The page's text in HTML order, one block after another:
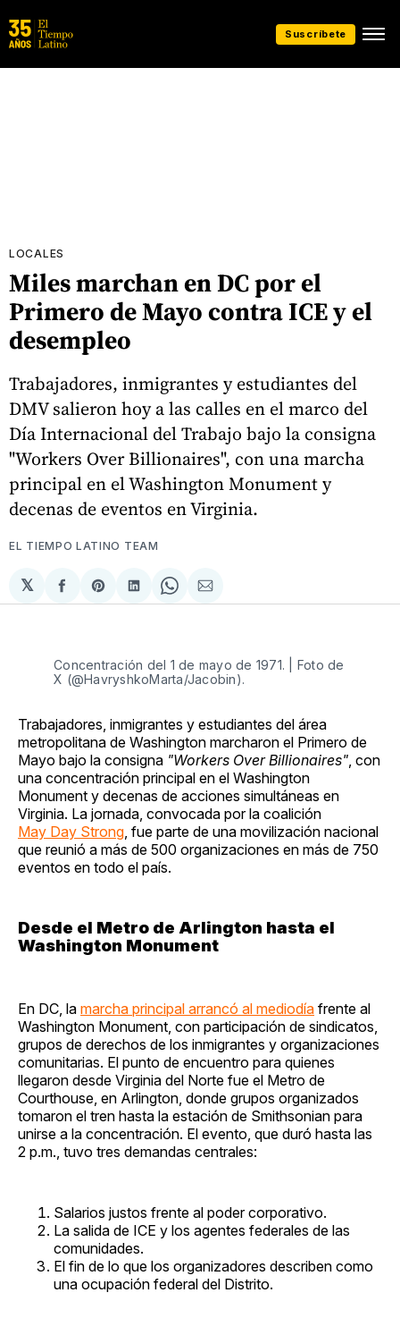
Suscríbete
LOCALES
Miles marchan en DC por el
Primero de Mayo contra ICE y el
desempleo
Trabajadores, inmigrantes y estudiantes del
DMV salieron hoy a las calles en el marco del
Día Internacional del Trabajo bajo la consigna
"Workers Over Billionaires", con una marcha
principal en el Washington Monument y
decenas de eventos en Virginia.
EL TIEMPO LATINO TEAM
𝕏
Compartir
en
Share
on
Compartir
en
Share
on
Compartir
via
Concentración del 1 de mayo de 1971. | Foto de
X (@HavryshkoMarta/Jacobin).
Trabajadores, inmigrantes y estudiantes del área
metropolitana de Washington marcharon el Primero de
Mayo bajo la consigna "Workers Over Billionaires" , con
una concentración principal en el Washington
Monument y decenas de acciones simultáneas en
Virginia. La jornada, convocada por la coalición
May Day Strong , fue parte de una movilización nacional
que reunió a más de 500 organizaciones en más de 750
eventos en todo el país.
Desde el Metro de Arlington hasta el
Washington Monument
En DC, la marcha principal arrancó al mediodía frente al
Washington Monument, con participación de sindicatos,
grupos de derechos de los inmigrantes y organizaciones
comunitarias. El punto de encuentro para quienes
llegaron desde Virginia del Norte fue el Metro de
Courthouse, en Arlington, donde grupos organizados
tomaron el tren hasta la estación de Smithsonian para
unirse a la concentración. El evento, que duró hasta las
2 p.m., tuvo tres demandas centrales:
Salarios justos frente al poder corporativo.
La salida de ICE y los agentes federales de las
comunidades.
El fin de lo que los organizadores describen como
una ocupación federal del Distrito.